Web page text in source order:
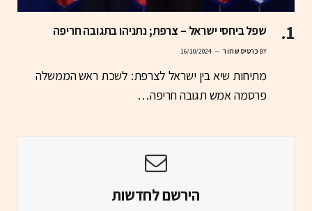
שפל ביחסי ישראל – צרפת; נתניהו בתגובה חריפה
BY כרטיס שחור 16/10/2024
מתיחות שיא בין ישראל לצרפת: לשכת ראש הממשלה
פרסמה אמש תגובה חריפה…
הירשם לחדשות